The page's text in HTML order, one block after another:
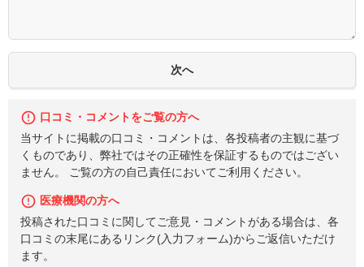
口コミ・コメントをご覧の方へ
当サイトに掲載の口コミ・コメントは、各投稿者の主観に基づ
くものであり、弊社ではその正確性を保証するものではござい
ません。 ご覧の方の自己責任においてご利用ください。
医療機関の方へ
投稿された口コミに関してご意見・コメントがある場合は、各
口コミの末尾にあるリンク(入力フォーム)からご返信いただけ
ます。